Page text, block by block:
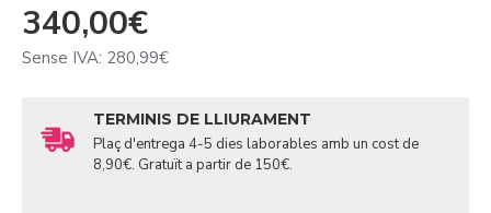
340,00€
Sense IVA: 280,99€
TERMINIS DE LLIURAMENT
Plaç d'entrega 4-5 dies laborables amb un cost de
8,90€. Gratuït a partir de 150€.